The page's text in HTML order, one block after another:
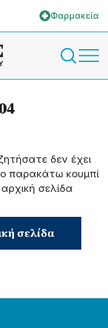
Φαρμακεία
δεν έχει
παρακάτω κουμπί
σελίδα
σελίδα